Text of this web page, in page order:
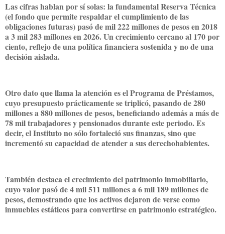
Las cifras hablan por sí solas: la fundamental Reserva Técnica
(el fondo que permite respaldar el cumplimiento de las
obligaciones futuras) pasó de mil 222 millones de pesos en 2018
a 3 mil 283 millones en 2026. Un crecimiento cercano al 170 por
ciento, reflejo de una política financiera sostenida y no de una
decisión aislada.
Otro dato que llama la atención es el Programa de Préstamos,
cuyo presupuesto prácticamente se triplicó, pasando de 280
millones a 880 millones de pesos, beneficiando además a más de
78 mil trabajadores y pensionados durante este periodo. Es
decir, el Instituto no sólo fortaleció sus finanzas, sino que
incrementó su capacidad de atender a sus derechohabientes.
También destaca el crecimiento del patrimonio inmobiliario,
cuyo valor pasó de 4 mil 511 millones a 6 mil 189 millones de
pesos, demostrando que los activos dejaron de verse como
inmuebles estáticos para convertirse en patrimonio estratégico.